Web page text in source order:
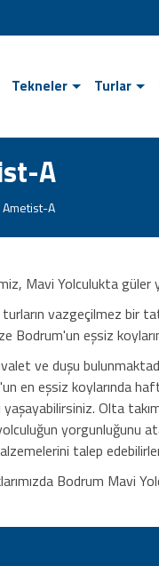
Tekneler Turlar
A
Ametist-A
Mavi Yolculukta
vazgeçilmez bir
Bodrum'un eşsiz
ve duşu
en eşsiz koylarında
Olta
talep
Bodrum Mavi